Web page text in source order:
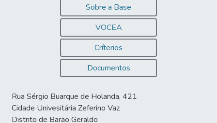
Sobre a Base
VOCEA
Críterios
Documentos
Rua Sérgio Buarque de Holanda, 421
Cidade Univesitária Zeferino Vaz
Distrito de Barão Geraldo